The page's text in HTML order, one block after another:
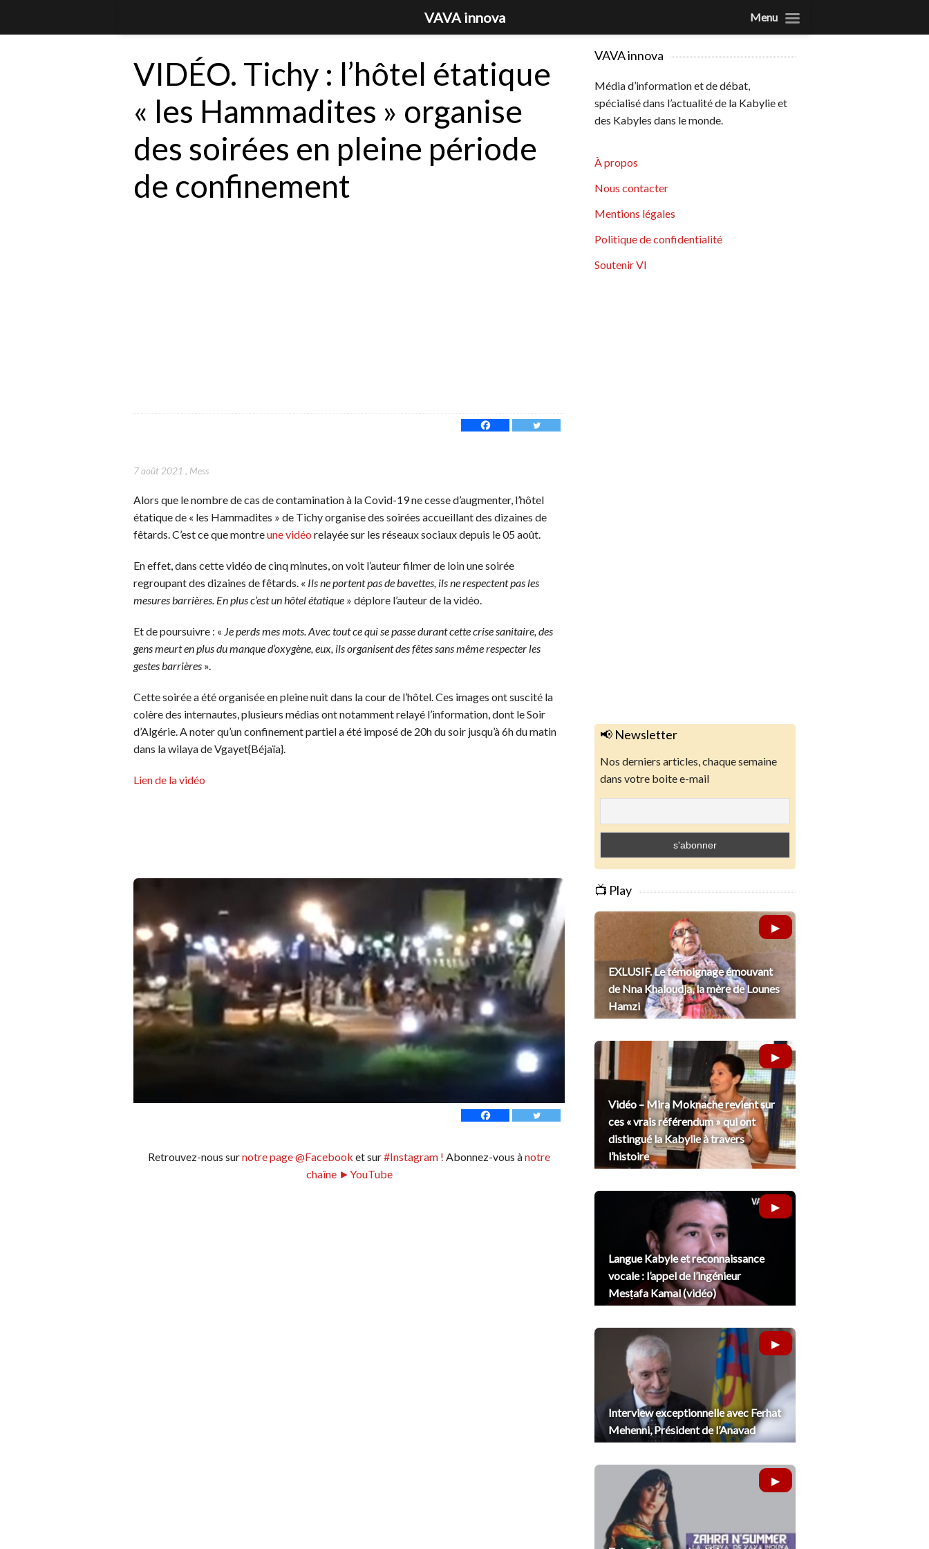
VIDÉO. Tichy : l’hôtel étatique
« les Hammadites » organise
des soirées en pleine période
de confinement
7 août 2021 , Mess
Alors que le nombre de cas de contamination à la Covid-19 ne cesse d’augmenter, l’hôtel
étatique de « les Hammadites » de Tichy organise des soirées accueillant des dizaines de
fêtards. C’est ce que montreune vidéo relayée sur les réseaux sociaux depuis le 05 août.
En effet, dans cette vidéo de cinq minutes, on voit l’auteur filmer de loin une soirée
regroupant des dizaines de fêtards. « Ils ne portent pas de bavettes, ils ne respectent pas les
mesures barrières. En plus c’est un hôtel étatique » déplore l’auteur de la vidéo.
Et de poursuivre : « Je perds mes mots. Avec tout ce qui se passe durant cette crise sanitaire, des
gens meurt en plus du manque d’oxygène, eux, ils organisent des fêtes sans même respecter les
gestes barrières ».
Cette soirée a été organisée en pleine nuit dans la cour de l’hôtel. Ces images ont suscité la
colère des internautes, plusieurs médias ont notamment relayé l’information, dont le Soir
d’Algérie. A noter qu’un confinement partiel a été imposé de 20h du soir jusqu’à 6h du matin
dans la wilaya de Vgayet{Béjaïa}.
Lien de la vidéo
Retrouvez-nous surnotre page @Facebook et sur#Instagram ! Abonnez-vous ànotre
chaîne ►YouTube
VAVA innova
Média d’information et de débat,
spécialisé dans l’actualité de la Kabylie et
des Kabyles dans le monde.
À propos
Nous contacter
Mentions légales
Politique de confidentialité
Soutenir VI
📢 Newsletter
Nos derniers articles, chaque semaine
dans votre boite e-mail
📺 Play
EXLUSIF. Le témoignage émouvant
de Nna Khaloudja, la mère de Lounes
Hamzi
Vidéo – Mira Moknache revient sur
ces « vrais référendum » qui ont
distingué la Kabylie à travers
l’histoire
Langue Kabyle et reconnaissance
vocale : l’appel de l’ingénieur
Mesṭafa Kamal (vidéo)
Interview exceptionnelle avec Ferhat
Mehenni, Président de l’Anavad
VAVA innova Menu